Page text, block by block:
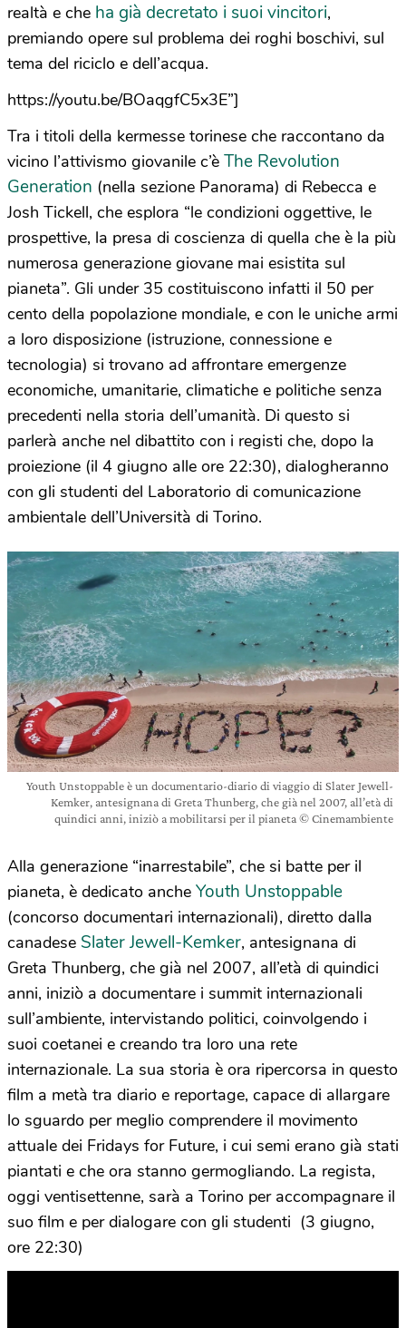
realtà e che ha già decretato i suoi vincitori,
premiando opere sul problema dei roghi boschivi, sul
tema del riciclo e dell’acqua.
https://youtu.be/BOaqgfC5x3E”]
Tra i titoli della kermesse torinese che raccontano da
vicino l’attivismo giovanile c’è The Revolution
Generation (nella sezione Panorama) di Rebecca e
Josh Tickell, che esplora “le condizioni oggettive, le
prospettive, la presa di coscienza di quella che è la più
numerosa generazione giovane mai esistita sul
pianeta”. Gli under 35 costituiscono infatti il 50 per
cento della popolazione mondiale, e con le uniche armi
a loro disposizione (istruzione, connessione e
tecnologia) si trovano ad affrontare emergenze
economiche, umanitarie, climatiche e politiche senza
precedenti nella storia dell’umanità. Di questo si
parlerà anche nel dibattito con i registi che, dopo la
proiezione (il 4 giugno alle ore 22:30), dialogheranno
con gli studenti del Laboratorio di comunicazione
ambientale dell’Università di Torino.
Youth Unstoppable è un documentario-diario di viaggio di Slater Jewell-
Kemker, antesignana di Greta Thunberg, che già nel 2007, all’età di
quindici anni, iniziò a mobilitarsi per il pianeta © Cinemambiente
Alla generazione “inarrestabile”, che si batte per il
pianeta, è dedicato anche Youth Unstoppable
(concorso documentari internazionali), diretto dalla
canadese Slater Jewell-Kemker, antesignana di
Greta Thunberg, che già nel 2007, all’età di quindici
anni, iniziò a documentare i summit internazionali
sull’ambiente, intervistando politici, coinvolgendo i
suoi coetanei e creando tra loro una rete
internazionale. La sua storia è ora ripercorsa in questo
film a metà tra diario e reportage, capace di allargare
lo sguardo per meglio comprendere il movimento
attuale dei Fridays for Future, i cui semi erano già stati
piantati e che ora stanno germogliando. La regista,
oggi ventisettenne, sarà a Torino per accompagnare il
suo film e per dialogare con gli studenti (3 giugno,
ore 22:30)